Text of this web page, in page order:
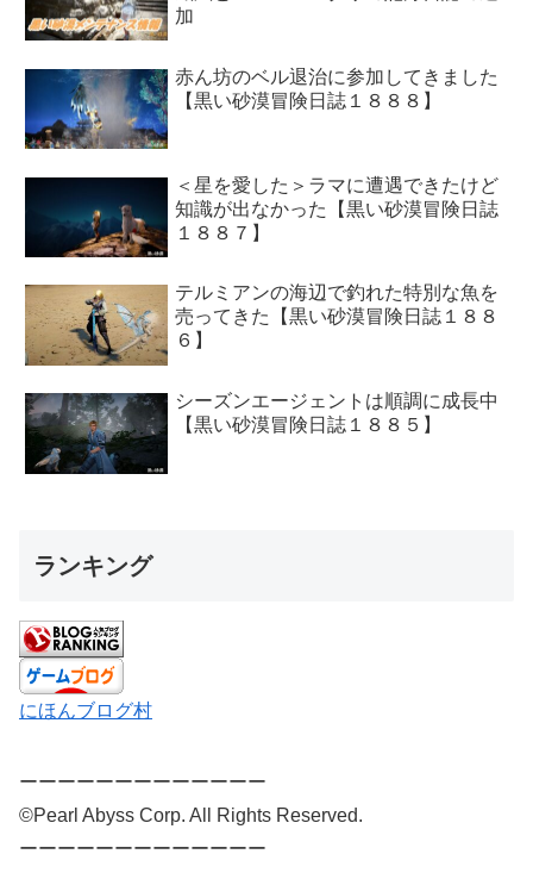
加
赤ん坊のベル退治に参加してきました
【黒い砂漠冒険日誌１８８８】
＜星を愛した＞ラマに遭遇できたけど
知識が出なかった【黒い砂漠冒険日誌
１８８７】
テルミアンの海辺で釣れた特別な魚を
売ってきた【黒い砂漠冒険日誌１８８
６】
シーズンエージェントは順調に成長中
【黒い砂漠冒険日誌１８８５】
ランキング
にほんブログ村
ーーーーーーーーーーーーー
©Pearl Abyss Corp. All Rights Reserved.
ーーーーーーーーーーーーー